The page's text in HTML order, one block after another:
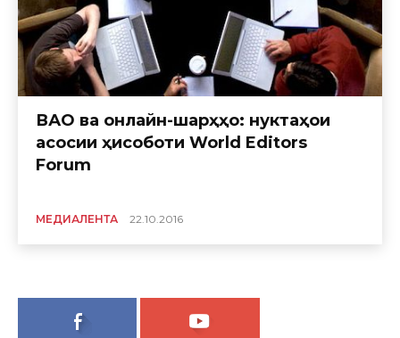
ВАО ва онлайн-шарҳҳо: нуктаҳои
асосии ҳисоботи World Editors
Forum
МЕДИАЛЕНТА 22.10.2016